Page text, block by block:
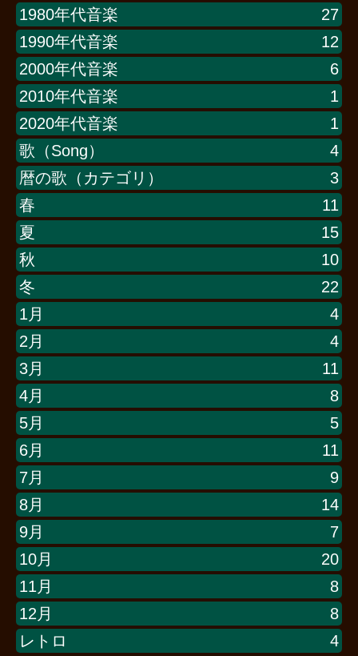
1980年代音楽
27
1990年代音楽
12
2000年代音楽
6
2010年代音楽
1
2020年代音楽
1
歌（Song）
4
暦の歌（カテゴリ）
3
春
11
夏
15
秋
10
冬
22
1月
4
2月
4
3月
11
4月
8
5月
5
6月
11
7月
9
8月
14
9月
7
10月
20
11月
8
12月
8
レトロ
4